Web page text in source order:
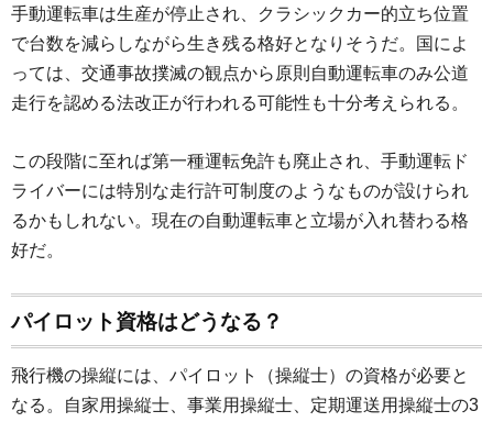
手動運転車は生産が停止され、クラシックカー的立ち位置
で台数を減らしながら生き残る格好となりそうだ。国によ
っては、交通事故撲滅の観点から原則自動運転車のみ公道
走行を認める法改正が行われる可能性も十分考えられる。
この段階に至れば第一種運転免許も廃止され、手動運転ド
ライバーには特別な走行許可制度のようなものが設けられ
るかもしれない。現在の自動運転車と立場が入れ替わる格
好だ。
パイロット資格はどうなる？
飛行機の操縦には、パイロット（操縦士）の資格が必要と
なる。自家用操縦士、事業用操縦士、定期運送用操縦士の3